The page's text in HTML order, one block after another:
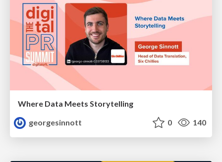
Where Data Meets Storytelling
georgesinnott
0 140